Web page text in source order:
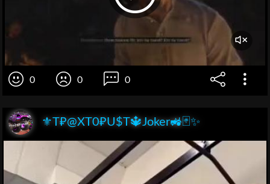
0 0 0
⚜️T₽@XT0₽U$T🔱Joker🚜🃏✨